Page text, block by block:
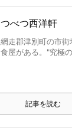
つべつ西洋軒
網走郡津別町の市
食屋がある。"究極
記事を読む